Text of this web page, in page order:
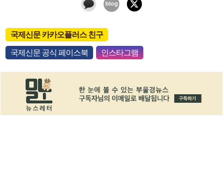
국제신문 카카오플러스 친구
국제신문 공식 페이스북 인스타그램